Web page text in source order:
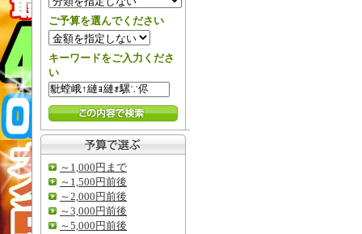
ご予算を選んでください
キーワードをご入力くださ
い
～1,000円まで
～1,500円前後
～2,000円前後
～3,000円前後
～5,000円前後